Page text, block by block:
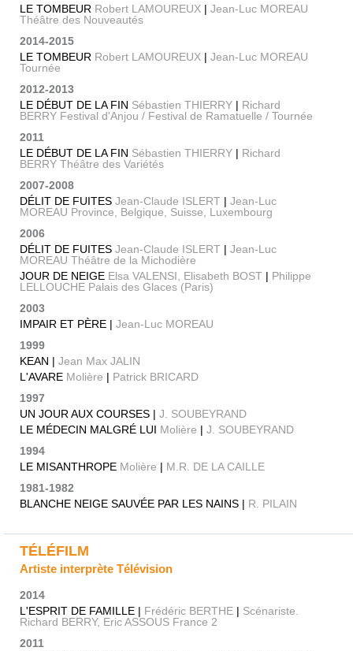
LE TOMBEUR Robert LAMOUREUX | Jean-Luc MOREAU
Théâtre des Nouveautés
2014-2015
LE TOMBEUR Robert LAMOUREUX | Jean-Luc MOREAU
Tournée
2012-2013
LE DÉBUT DE LA FIN Sébastien THIERRY | Richard
BERRY Festival d'Anjou / Festival de Ramatuelle / Tournée
2011
LE DÉBUT DE LA FIN Sébastien THIERRY | Richard
BERRY Théâtre des Variétés
2007-2008
DÉLIT DE FUITES Jean-Claude ISLERT | Jean-Luc
MOREAU Province, Belgique, Suisse, Luxembourg
2006
DÉLIT DE FUITES Jean-Claude ISLERT | Jean-Luc
MOREAU Théâtre de la Michodière
JOUR DE NEIGE Elsa VALENSI, Elisabeth BOST | Philippe
LELLOUCHE Palais des Glaces (Paris)
2003
IMPAIR ET PÈRE | Jean-Luc MOREAU
1999
KEAN | Jean Max JALIN
L'AVARE Molière | Patrick BRICARD
1997
UN JOUR AUX COURSES | J. SOUBEYRAND
LE MÉDECIN MALGRÉ LUI Molière | J. SOUBEYRAND
1994
LE MISANTHROPE Molière | M.R. DE LA CAILLE
1981-1982
BLANCHE NEIGE SAUVÉE PAR LES NAINS | R. PILAIN
TÉLÉFILM
Artiste interprète Télévision
2014
L'ESPRIT DE FAMILLE | Frédéric BERTHE | Scénariste.
Richard BERRY, Eric ASSOUS France 2
2011